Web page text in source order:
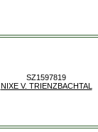
SZ1597819
NIXE V. TRIENZBACHTAL